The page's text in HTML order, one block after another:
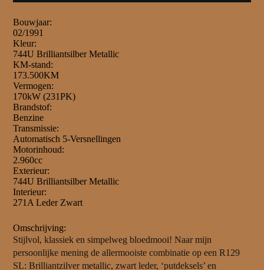
Bouwjaar:
02/1991
Kleur:
744U Brilliantsilber Metallic
KM-stand:
173.500KM
Vermogen:
170kW (231PK)
Brandstof:
Benzine
Transmissie:
Automatisch 5-Versnellingen
Motorinhoud:
2.960cc
Exterieur:
744U Brilliantsilber Metallic
Interieur:
271A Leder Zwart
Omschrijving:
Stijlvol, klassiek en simpelweg bloedmooi! Naar mijn
persoonlijke mening de allermooiste combinatie op een R129
SL: Brilliantzilver metallic, zwart leder, ‘putdeksels’ en